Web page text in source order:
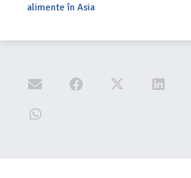
alimente în Asia